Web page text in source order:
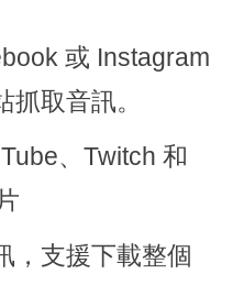
或 Instagram
取音訊。
、Twitch 和
，支援下載整個